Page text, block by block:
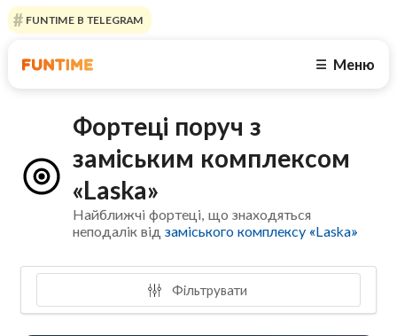
FUNTIME В TELEGRAM
☰ Меню
Фортеці поруч з
заміським комплексом
«Laska»
Найближчі фортеці, що знаходяться
неподалік відзаміського комплексу «Laska»
Фільтрувати